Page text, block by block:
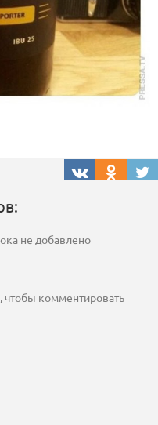
не добавлено
, чтобы комментировать